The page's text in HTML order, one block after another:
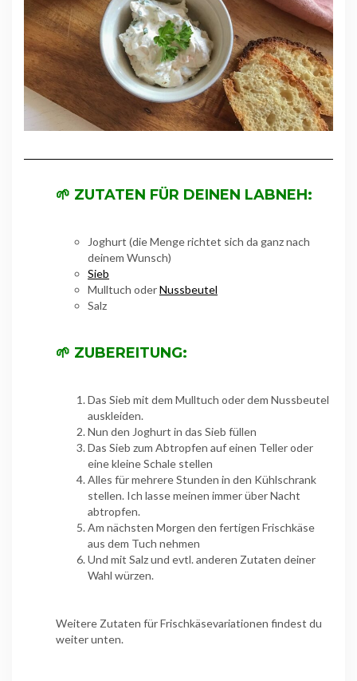
🌱 ZUTATEN FÜR DEINEN LABNEH:
Joghurt (die Menge richtet sich da ganz nach
deinem Wunsch)
Sieb
Mulltuch oderNussbeutel
Salz
🌱 ZUBEREITUNG:
Das Sieb mit dem Mulltuch oder dem Nussbeutel
auskleiden.
Nun den Joghurt in das Sieb füllen
Das Sieb zum Abtropfen auf einen Teller oder
eine kleine Schale stellen
Alles für mehrere Stunden in den Kühlschrank
stellen. Ich lasse meinen immer über Nacht
abtropfen.
Am nächsten Morgen den fertigen Frischkäse
aus dem Tuch nehmen
Und mit Salz und evtl. anderen Zutaten deiner
Wahl würzen.
Weitere Zutaten für Frischkäsevariationen findest du
weiter unten.